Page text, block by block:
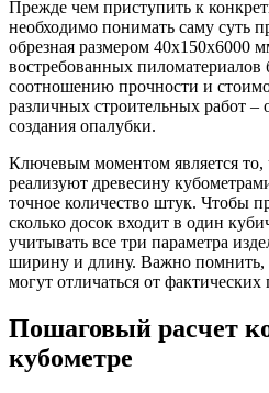
Прежде чем приступить к
необходимо понимать саму суть
обрезная размером 40х150х6000
востребованных пиломатериалов
соотношению прочности и
различных строительных работ –
создания опалубки.
Ключевым моментом является то,
реализуют древесину
точное количество штук. Чтобы
сколько досок входит в один
учитывать все три параметра
ширину и длину. Важно помнить,
могут отличаться от фактических
Пошаговый расчет
кубометре